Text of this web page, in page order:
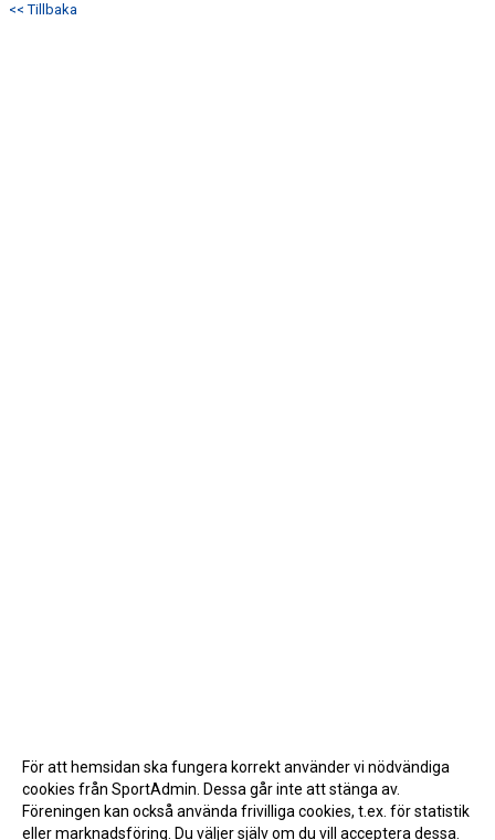
<< Tillbaka
För att hemsidan ska fungera korrekt använder vi nödvändiga
cookies från SportAdmin. Dessa går inte att stänga av.
Föreningen kan också använda frivilliga cookies, t.ex. för statistik
eller marknadsföring. Du väljer själv om du vill acceptera dessa.